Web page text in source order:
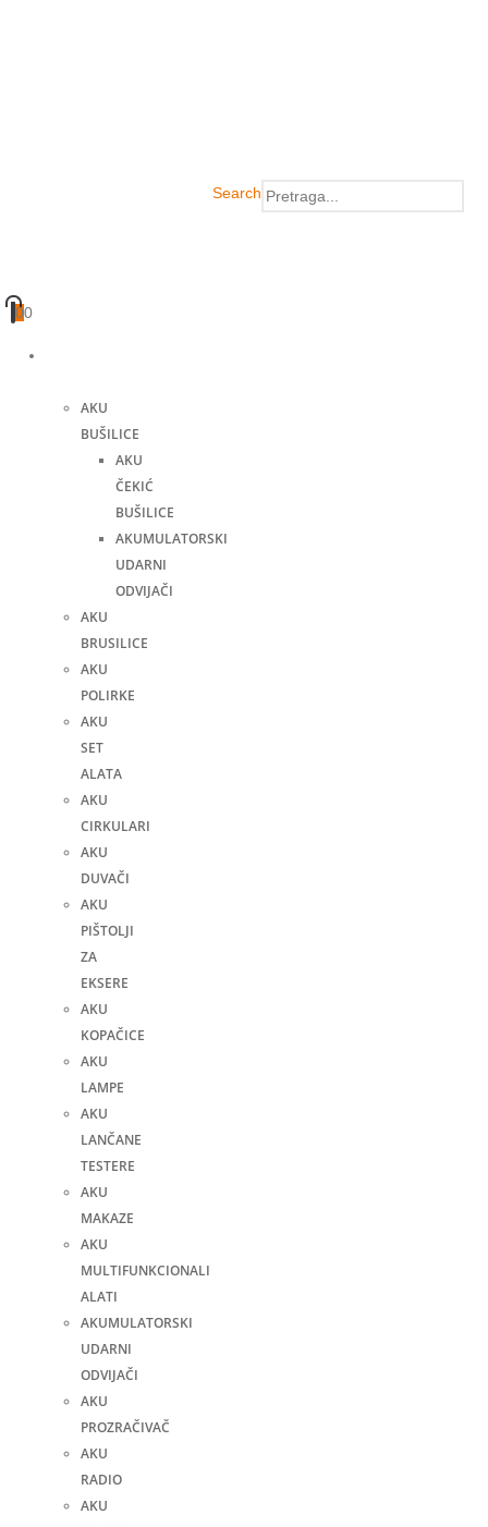
Search
00
AKU
BUŠILICE
AKU
ČEKIĆ
BUŠILICE
AKUMULATORSKI
UDARNI
ODVIJAČI
AKU
BRUSILICE
AKU
POLIRKE
AKU
SET
ALATA
AKU
CIRKULARI
AKU
DUVAČI
AKU
PIŠTOLJI
ZA
EKSERE
AKU
KOPAČICE
AKU
LAMPE
AKU
LANČANE
TESTERE
AKU
MAKAZE
AKU
MULTIFUNKCIONALI
ALATI
AKUMULATORSKI
UDARNI
ODVIJAČI
AKU
PROZRAČIVAČ
AKU
RADIO
AKU